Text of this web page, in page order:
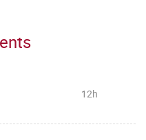
12h